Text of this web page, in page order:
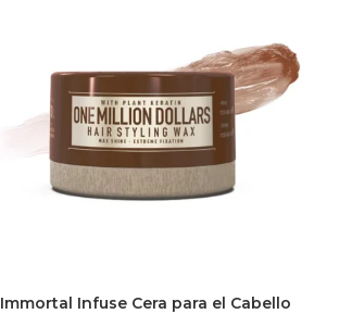
Immortal Infuse Cera para el Cabello